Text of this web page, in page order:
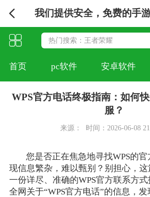
我们提供安全，免费的手
首页 pc软件 安卓软件
WPS官方电话终极指南：如何
服？
来源： 时间：2026-06-08
您是否正在焦急地寻找WPS的
现信息繁杂，难以甄别？别担心，
一份详尽、准确的WPS官方联系方
全网关于“WPS官方电话”的信息，